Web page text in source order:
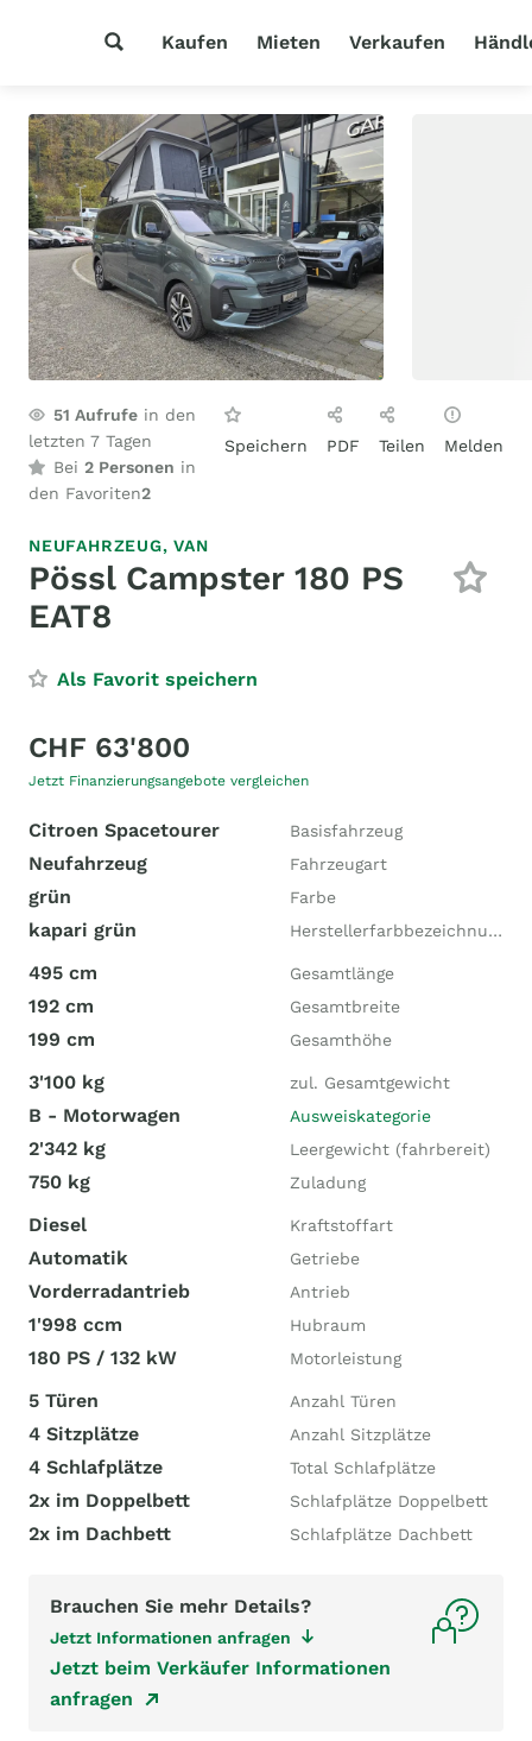
Kaufen Mieten Verkaufen
51 Aufrufe in den
letzten 7 Tagen
Bei 2 Personen in
den Favoriten2
Speichern PDF Teilen Melden
NEUFAHRZEUG,VAN
Pössl Campster 180 PS
EAT8
Als Favorit speichern
CHF 63'800
Jetzt Finanzierungsangebote vergleichen
Citroen Spacetourer Basisfahrzeug
Neufahrzeug Fahrzeugart
grün Farbe
kapari grün Herstellerfarbbezeichnung
495 cm Gesamtlänge
192 cm Gesamtbreite
199 cm Gesamthöhe
3'100 kg zul. Gesamtgewicht
B - Motorwagen Ausweiskategorie
2'342 kg Leergewicht (fahrbereit)
750 kg Zuladung
Diesel Kraftstoffart
Automatik Getriebe
Vorderradantrieb Antrieb
1'998 ccm Hubraum
180 PS / 132 kW Motorleistung
5 Türen Anzahl Türen
4 Sitzplätze Anzahl Sitzplätze
4 Schlafplätze Total Schlafplätze
2x im Doppelbett Schlafplätze Doppelbett
2x im Dachbett Schlafplätze Dachbett
Brauchen Sie mehr Details?
Jetzt Informationen anfragen
Jetzt beim Verkäufer Informationen
anfragen